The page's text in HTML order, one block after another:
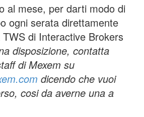
al mese, per darti modo di
ogni serata direttamente
di Interactive Brokers
disposizione, contatta
di Mexem su
dicendo che vuoi
cosi da averne una a